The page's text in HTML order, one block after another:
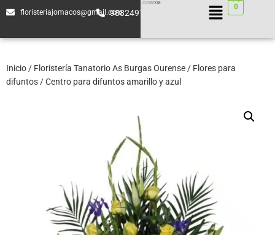
floristeriajomacos@gmail.com988249744
0
Inicio / Floristería Tanatorio As Burgas Ourense / Flores para
difuntos / Centro para difuntos amarillo y azul